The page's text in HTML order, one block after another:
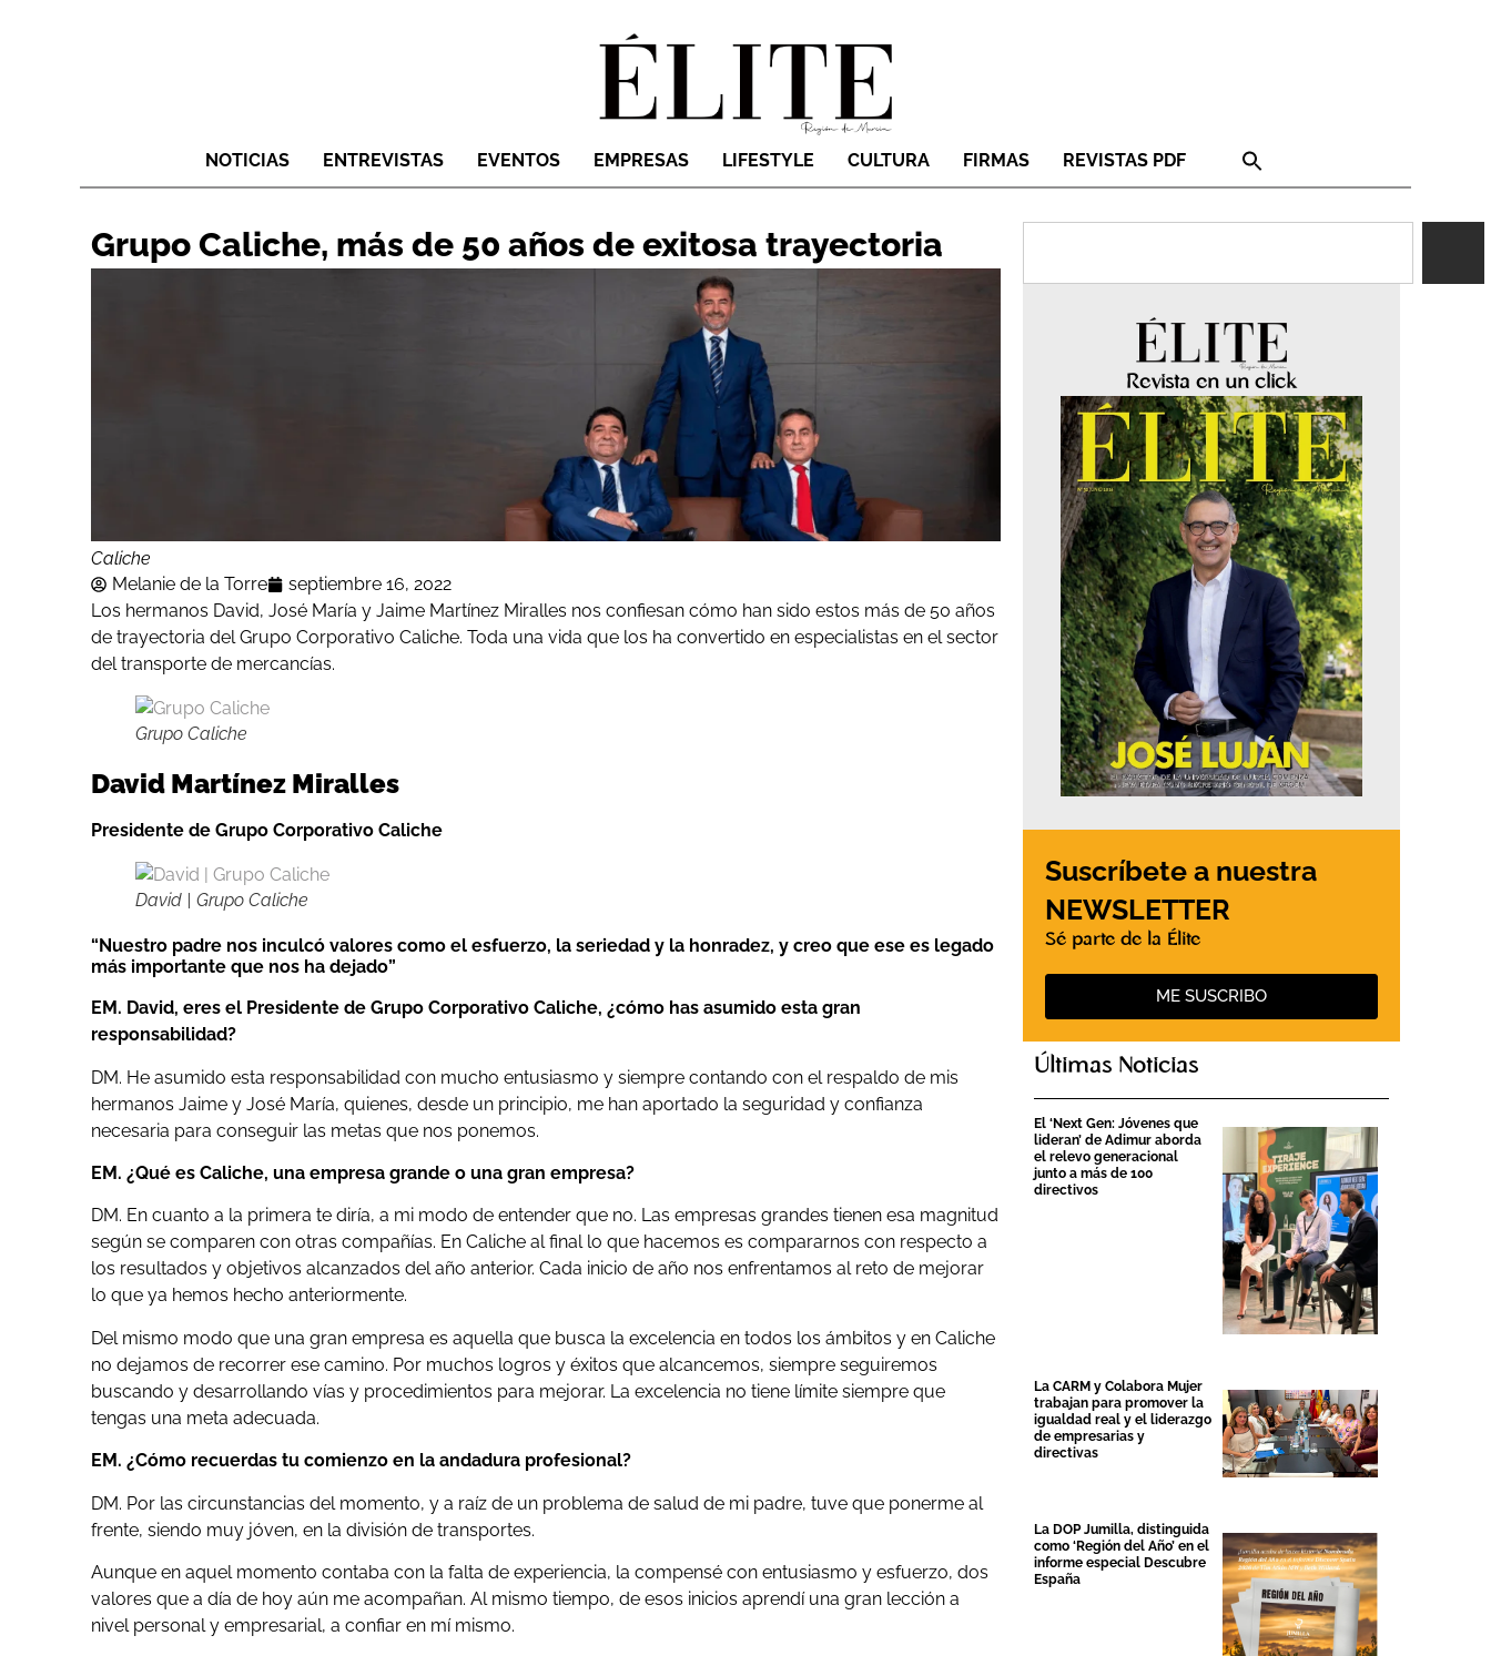
NOTICIAS ENTREVISTAS EVENTOS EMPRESAS LIFESTYLE CULTURA FIRMAS REVISTAS PDF
Grupo Caliche, más de 50 años de exitosa trayectoria
Caliche
Melanie de la Torre
septiembre 16, 2022
Los hermanos David, José María y Jaime Martínez Miralles nos confiesan cómo han sido estos más de 50 años
de trayectoria del Grupo Corporativo Caliche. Toda una vida que los ha convertido en especialistas en el sector
del transporte de mercancías.
Grupo Caliche
David Martínez Miralles
Presidente de Grupo Corporativo Caliche
David | Grupo Caliche
“Nuestro padre nos inculcó valores como el esfuerzo, la seriedad y la honradez, y creo que ese es legado
más importante que nos ha dejado”
EM. David, eres el Presidente de Grupo Corporativo Caliche, ¿cómo has asumido esta gran
responsabilidad?
DM. He asumido esta responsabilidad con mucho entusiasmo y siempre contando con el respaldo de mis
hermanos Jaime y José María, quienes, desde un principio, me han aportado la seguridad y confianza
necesaria para conseguir las metas que nos ponemos.
EM. ¿Qué es Caliche, una empresa grande o una gran empresa?
DM. En cuanto a la primera te diría, a mi modo de entender que no. Las empresas grandes tienen esa magnitud
según se comparen con otras compañías. En Caliche al final lo que hacemos es compararnos con respecto a
los resultados y objetivos alcanzados del año anterior. Cada inicio de año nos enfrentamos al reto de mejorar
lo que ya hemos hecho anteriormente.
Del mismo modo que una gran empresa es aquella que busca la excelencia en todos los ámbitos y en Caliche
no dejamos de recorrer ese camino. Por muchos logros y éxitos que alcancemos, siempre seguiremos
buscando y desarrollando vías y procedimientos para mejorar. La excelencia no tiene límite siempre que
tengas una meta adecuada.
EM. ¿Cómo recuerdas tu comienzo en la andadura profesional?
DM. Por las circunstancias del momento, y a raíz de un problema de salud de mi padre, tuve que ponerme al
frente, siendo muy jóven, en la división de transportes.
Aunque en aquel momento contaba con la falta de experiencia, la compensé con entusiasmo y esfuerzo, dos
valores que a día de hoy aún me acompañan. Al mismo tiempo, de esos inicios aprendí una gran lección a
nivel personal y empresarial, a confiar en mí mismo.
Revista en un click
Suscríbete a nuestra
NEWSLETTER
Sé parte de la Élite
ME SUSCRIBO
Últimas Noticias
El ‘Next Gen: Jóvenes que
lideran’ de Adimur aborda
el relevo generacional
junto a más de 100
directivos
La CARM y Colabora Mujer
trabajan para promover la
igualdad real y el liderazgo
de empresarias y
directivas
La DOP Jumilla, distinguida
como ‘Región del Año’ en el
informe especial Descubre
España